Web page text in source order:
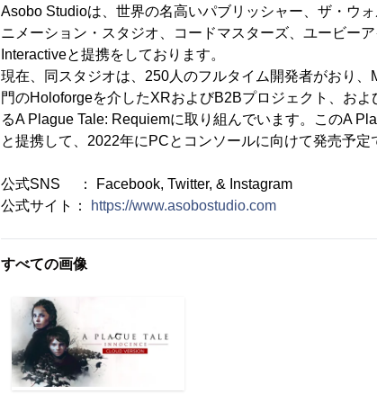
Asobo Studioは、世界の名高いパブリッシャー、ザ・ウ
ニメーション・スタジオ、コードマスターズ、ユービー
Interactiveと提携をしております。
現在、同スタジオは、250人のフルタイム開発者がおり
門のHoloforgeを介したXRおよびB2Bプロジェクト、お
るA Plague Tale: Requiemに取り組んでいます。このA
と提携して、2022年にPCとコンソールに向けて発売予定
公式SNS ： Facebook, Twitter, & Instagram
公式サイト：
https://www.asobostudio.com
すべての画像